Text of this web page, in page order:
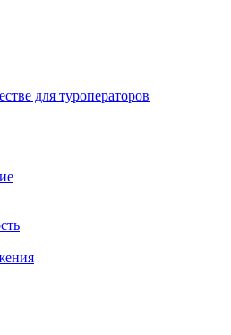
для туроператоров